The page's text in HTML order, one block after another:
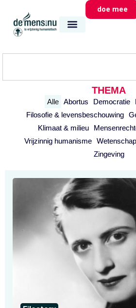
doe mee
THEMA
Abortus Democratie
Filosofie & levensbeschouwing
Klimaat & milieu
Vrijzinnig humanisme
Zingeving
Alle